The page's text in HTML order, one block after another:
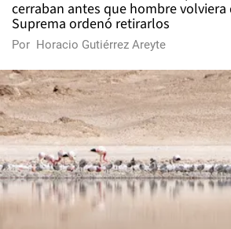
cerraban antes que hombre volviera
Suprema ordenó retirarlos
Por Horacio Gutiérrez Areyte